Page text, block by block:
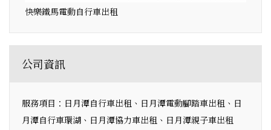
快樂鐵馬電動自行車出租
公司資訊
服務項目：日月潭自行車出租、日月潭電動腳踏車出租、日
月潭自行車環湖、日月潭協力車出租、日月潭親子車出租